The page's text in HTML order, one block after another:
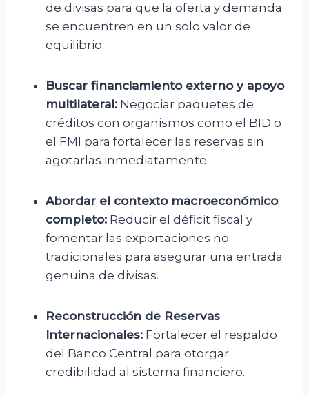
de divisas para que la oferta y demanda
se encuentren en un solo valor de
equilibrio.
Buscar financiamiento externo y apoyo
multilateral: Negociar paquetes de
créditos con organismos como el BID o
el FMI para fortalecer las reservas sin
agotarlas inmediatamente.
Abordar el contexto macroeconómico
completo: Reducir el déficit fiscal y
fomentar las exportaciones no
tradicionales para asegurar una entrada
genuina de divisas.
Reconstrucción de Reservas
Internacionales: Fortalecer el respaldo
del Banco Central para otorgar
credibilidad al sistema financiero.